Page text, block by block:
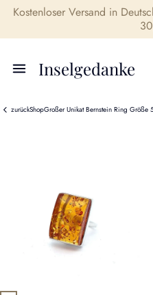
Kostenloser Versand in
Inselgedanke
zurückShopGroßer Unikat Bernstein Ring Größe